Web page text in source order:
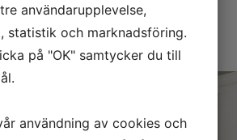
användarupplevelse,
statistik och marknadsföring.
på "OK" samtycker du till
användning av cookies och